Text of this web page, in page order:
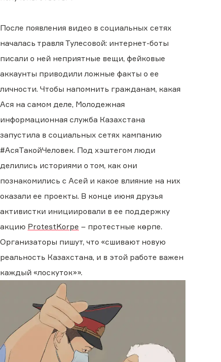
После появления видео в социальных сетях
началась травля Тулесовой: интернет-боты
писали о ней неприятные вещи, фейковые
аккаунты приводили ложные факты о ее
личности. Чтобы напомнить гражданам, какая
Ася на самом деле, Молодежная
информационная служба Казахстана
запустила в социальных сетях кампанию
#АсяТакойЧеловек. Под хэштегом люди
делились историями о том, как они
познакомились с Асей и какое влияние на них
оказали ее проекты. В конце июня друзья
активистки инициировали в ее поддержку
акцию ProtestKorpe – протестные көрпе.
Организаторы пишут, что «сшивают новую
реальность Казахстана, и в этой работе важен
каждый «лоскуток»».